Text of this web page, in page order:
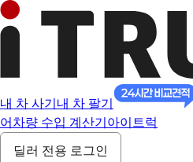
내 차 사기 내 차 팔기
어 차량 수입 계산기 아이트럭
딜러 전용 로그인